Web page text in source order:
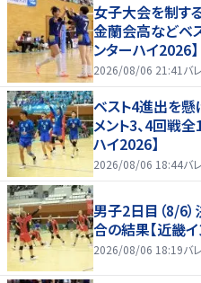
女子大会を制す
金蘭会高などベ
ンターハイ2026】
2026/08/06 21:41 バ
ベスト4進出を懸
メント3、4回戦
ハイ2026】
2026/08/06 18:44バ
男子2日目（8/6
合の結果【近畿
2026/08/06 18:19バ